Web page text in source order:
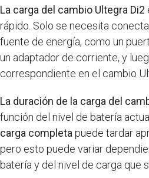
La carga del cambio Ultegra Di2
rápido. Solo se necesita
fuente de energía, como un
un adaptador de corriente, y
correspondiente en el cambio
La duración de la carga del
función del nivel de batería
carga completa puede tardar
pero esto puede variar
batería y del nivel de carga que